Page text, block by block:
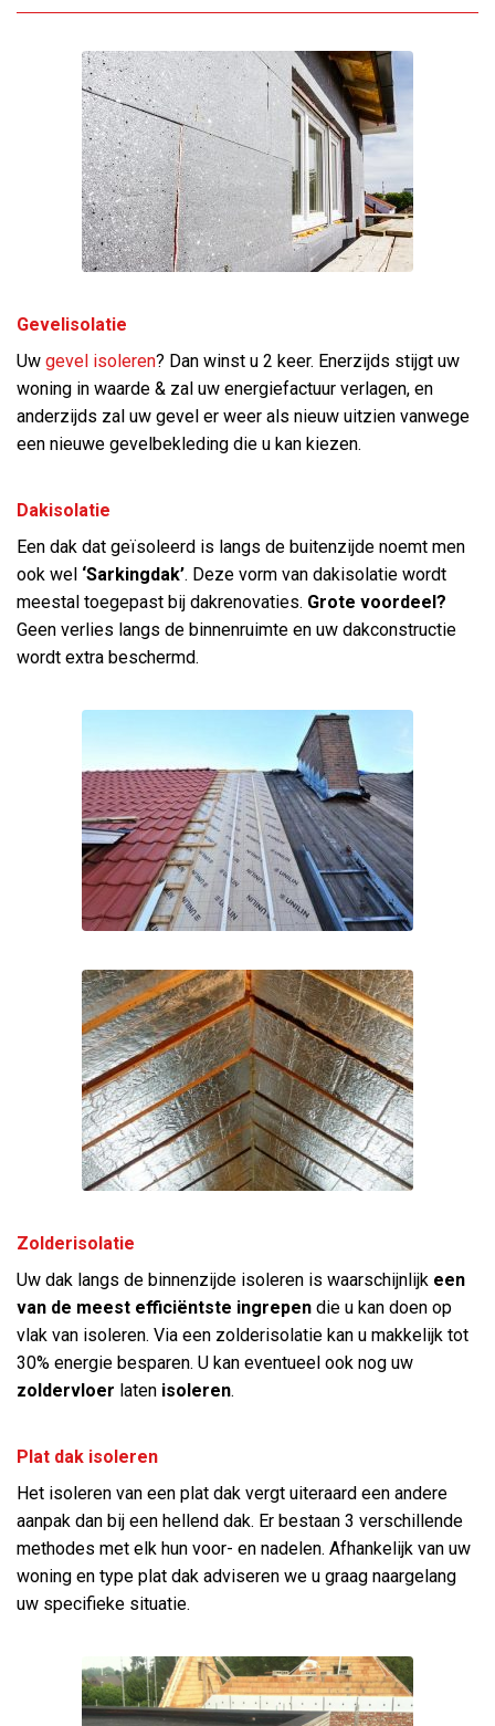
Gevelisolatie
Uw gevel isoleren? Dan winst u 2 keer. Enerzijds stijgt uw
woning in waarde & zal uw energiefactuur verlagen, en
anderzijds zal uw gevel er weer als nieuw uitzien vanwege
een nieuwe gevelbekleding die u kan kiezen.
Dakisolatie
Een dak dat geïsoleerd is langs de buitenzijde noemt men
ook wel ‘Sarkingdak’. Deze vorm van dakisolatie wordt
meestal toegepast bij dakrenovaties. Grote voordeel?
Geen verlies langs de binnenruimte en uw dakconstructie
wordt extra beschermd.
Zolderisolatie
Uw dak langs de binnenzijde isoleren is waarschijnlijk een
van de meest efficiëntste ingrepen die u kan doen op
vlak van isoleren. Via een zolderisolatie kan u makkelijk tot
30% energie besparen. U kan eventueel ook nog uw
zoldervloer laten isoleren.
Plat dak isoleren
Het isoleren van een plat dak vergt uiteraard een andere
aanpak dan bij een hellend dak. Er bestaan 3 verschillende
methodes met elk hun voor- en nadelen. Afhankelijk van uw
woning en type plat dak adviseren we u graag naargelang
uw specifieke situatie.